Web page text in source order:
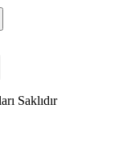
Saklıdır